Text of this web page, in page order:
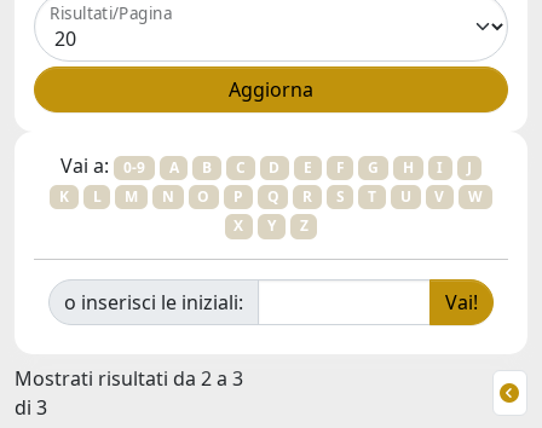
Risultati/Pagina
Vai a: 0-9 A B C D E F G H I
J
K
L M N O P Q R S T U V
W
X
Y Z
o inserisci le iniziali:
Mostrati risultati da 2 a 3
di 3